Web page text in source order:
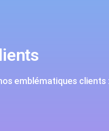
emblématiques clients